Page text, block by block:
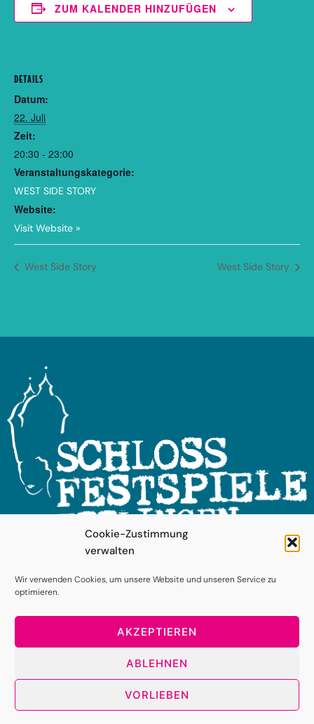
Cookie-Zustimmung
verwalten
Wir verwenden Cookies, um unsere Website und unseren Service zu
optimieren.
AKZEPTIEREN
ABLEHNEN
VORLIEBEN
ZUM KALENDER HINZUFÜGEN
DETAILS
Datum:
22. Juli
Zeit:
20:30 - 23:00
Veranstaltungskategorie:
WEST SIDE STORY
Website:
Visit Website »
West Side Story West Side Story
FOLGEN SIE UNS!